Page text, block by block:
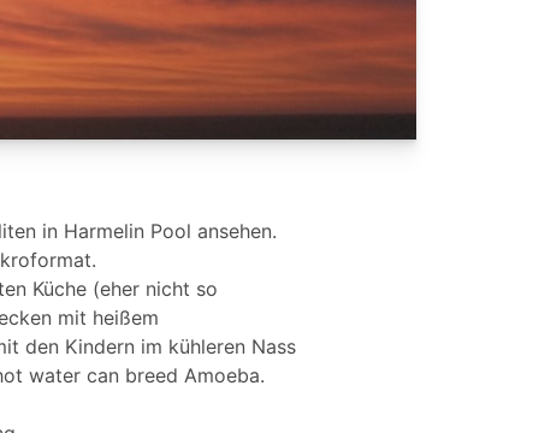
in Harmelin Pool ansehen.
Küche (eher nicht so
mit heißem
den Kindern im kühleren Nass
water can breed Amoeba.